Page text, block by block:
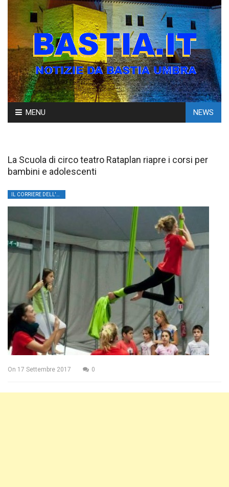
Skip
to
MENU NEWS
La Scuola di circo teatro Rataplan riapre i corsi per
bambini e adolescenti
On 17 Settembre 2017 0